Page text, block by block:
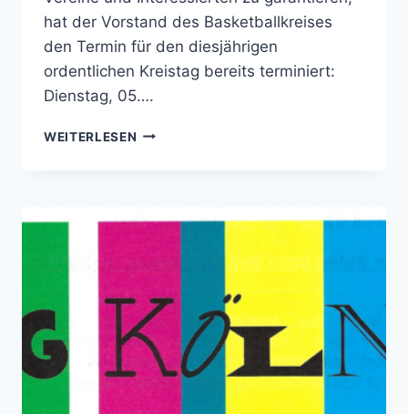
hat der Vorstand des Basketballkreises
den Termin für den diesjährigen
ordentlichen Kreistag bereits terminiert:
Dienstag, 05….
WEITERLESEN JUGENDTAG